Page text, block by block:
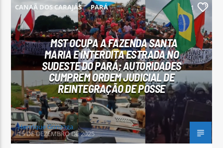
CANAÃ DOS CARAJÁS
PARÁ
PARAUAPEBAS
1
MST OCUPA A FAZENDA SANTA
MARIA E INTERDITA ESTRADA NO
SUDESTE DO PARÁ; AUTORIDADES
CUMPREM ORDEM JUDICIAL DE
REINTEGRAÇÃO DE POSSE
Henrique Gonzaga
15 DE DEZEMBRO DE 2025